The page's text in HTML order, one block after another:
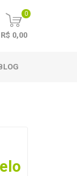
0
R$ 0,00